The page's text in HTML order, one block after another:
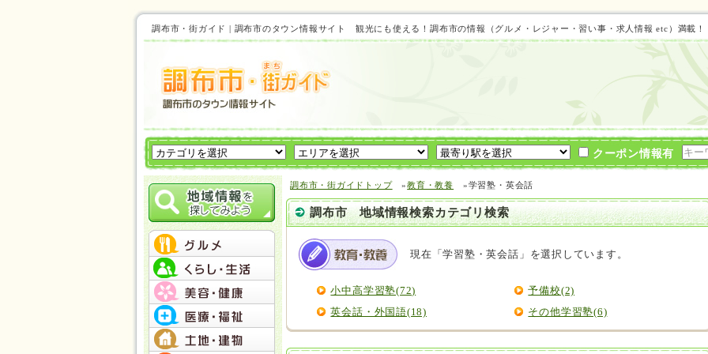
調布市・街ガイド | 調布市のタウン情報サイト 観光にも使える！調布市の情報（グルメ・レジャー・習い事・求人情報 etc）満載
クーポン情報有
調布市・街ガイドトップ »教育・教養 »学習塾・英会話
調布市 地域情報検索カテゴリ検索
現在「学習塾・英会話」を選択しています。
小中高学習塾(72)
予備校(2)
英会話・外国語(18)
その他学習塾(6)